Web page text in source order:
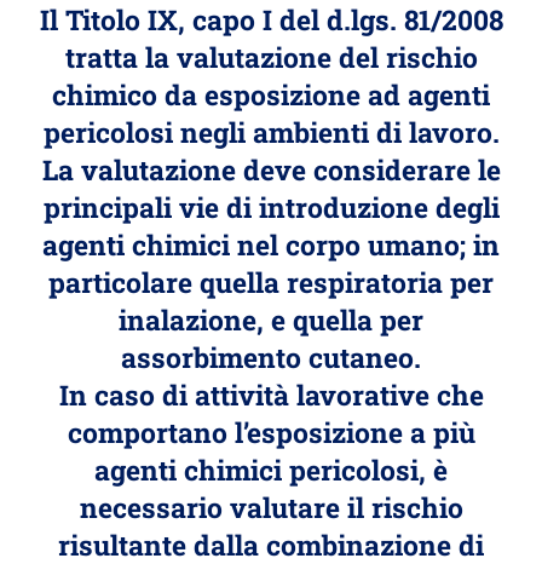
Il Titolo IX, capo I del d.lgs. 81/2008
tratta la valutazione del rischio
chimico da esposizione ad agenti
pericolosi negli ambienti di lavoro.
La valutazione deve considerare le
principali vie di introduzione degli
agenti chimici nel corpo umano; in
particolare quella respiratoria per
inalazione, e quella per
assorbimento cutaneo.
In caso di attività lavorative che
comportano l’esposizione a più
agenti chimici pericolosi, è
necessario valutare il rischio
risultante dalla combinazione di